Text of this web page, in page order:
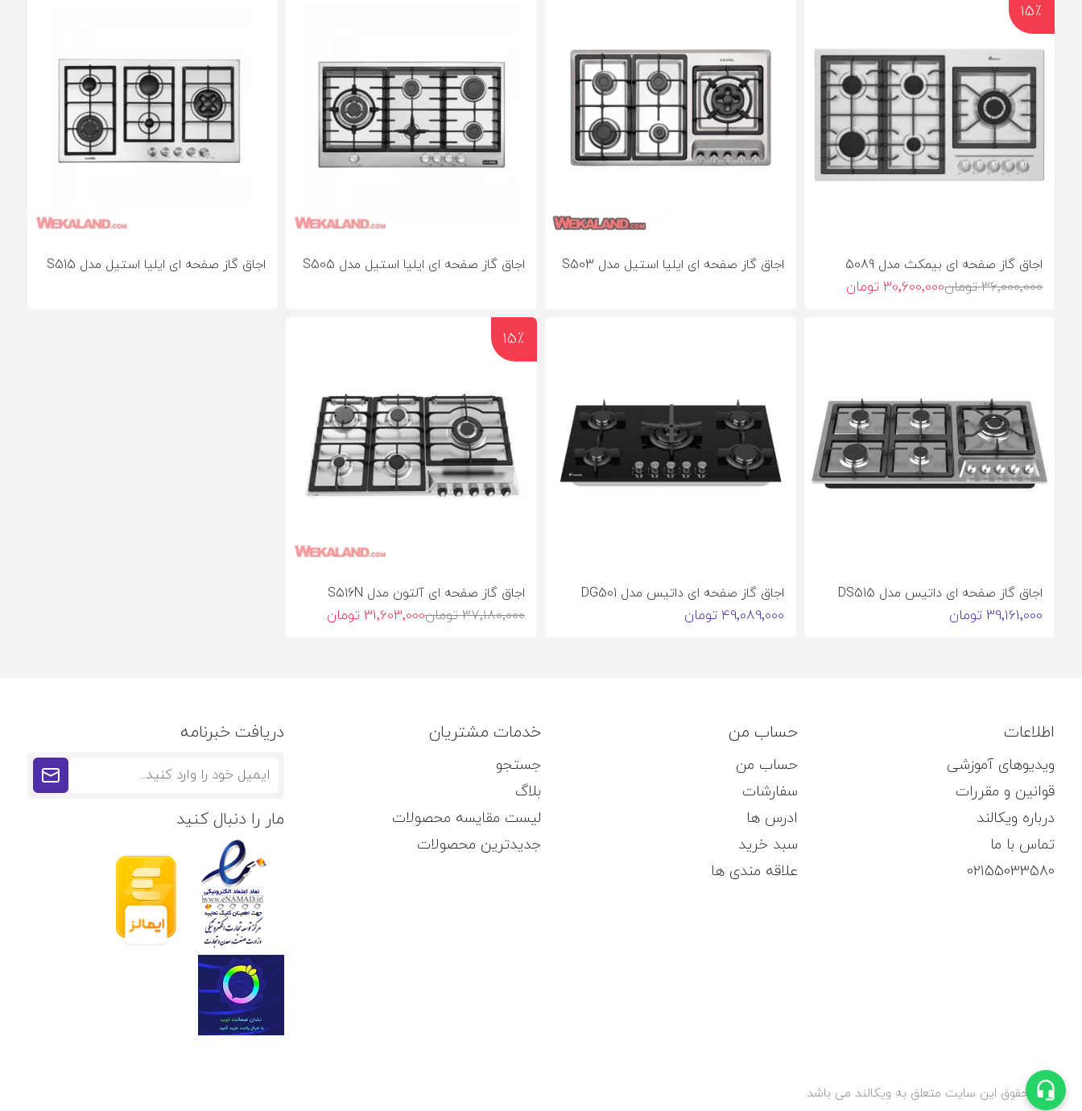
15٪
اجاق گاز صفحه ای بیمکث مدل 5089
36٬000٬000 تومان 30٬600٬000 تومان
اجاق گاز صفحه ای ایلیا استیل مدل S503 اجاق گاز صفحه ای ایلیا استیل مدل S505 اجاق گاز صفحه ای ایلیا استیل مدل S515
اجاق گاز صفحه ای داتیس مدل DS515
39٬161٬000 تومان
اجاق گاز صفحه ای داتیس مدل DG501
49٬089٬000 تومان
15٪
اجاق گاز صفحه ای آلتون مدل S516N
37٬180٬000 تومان 31٬603٬000 تومان
اطلاعات
ویدیوهای آموزشی
قوانین و مقررات
درباره ویکالند
تماس با ما
02155033580
حساب من
حساب من
سفارشات
ادرس ها
سبد خرید
علاقه مندی ها
خدمات مشتریان
جستجو
بلاگ
لیست مقایسه محصولات
جدیدترین محصولات
دریافت خبرنامه
مار را دنبال کنید
کلیه حقوق این سایت متعلق به ویکالند می باشد